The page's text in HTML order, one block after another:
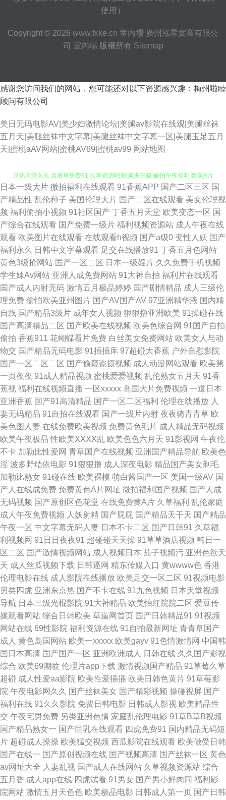
使用）
Copyright © 2026 www.fxke.cn 室內場 廣州泓星實業有限公
司 室內場 版權所有 Sitemap
感谢您访问我们的网站，您可能还对以下资源感兴趣：梅州啦睦
顾问有限公司
美日无码电影AV|美少妇激情论坛|美腿av影院在线观|美腿丝袜
五月天|美腿丝袜中文字幕|美腿丝袜中文字幕一区|美腿玉足五月
天|蜜桃aAV网站|蜜桃AV69|蜜桃av99 网站地图
69热9 国产青青在线 午夜福利三区免费 91夫妻交换视频 超碰97福利合集 东
京热天堂久久 含羞草免费91 久草资源吧 欧美洲三极 偷拍午夜福利 欧美A片
在线观看 日韩肏屄一线天 伊人大香蕉性爱 91熟女首页 97青青草超碰 国产
11页 激情性爱人妻 另类丝袜诱惑 亚洲欧洲成人另类 97在线观看 成人午夜福
利av 韩国三级A片 老司机色综合 欧美性爱网页 日韩αV 性交综合网 1024国
产毛片 91网站链接 欧洲狠艹 日韩三级片AV 亚洲探花在线观看 美女电影 午
夜福利网成人 91在现免费网站 免费网址91 日本三级人妻 亚洲97色se 91抱
起来打桩 91在线看18 黄色片日本学生妹 人妖丝袜 天美传媒毛片 亚洲黄色小
说网站 2026男人网站 91在线国内 www日韩免费 成人日韩国产 韩国AV电影
网址 久久草2013 日韩AV成人网 微拍福利五区 亚洲欧美另类人妖 91同城色
情 avav激情主播 岛国美女的a片 国产懆懆网 久久肏屄 免费的黄网站大全 人
妖操伪娘 天堂AV导航 亚洲人成人网站在 97超碰成人网站 超碰精华液 海角
人妻91 麻豆双飞日本 欧洲精品8区 日韩传媒性爱 婷婷影院伊人 亚洲色图五
月天 91视频国语免费 av福利影院 超碰丁香 国产福利亚洲 久草老司机 美女
操鸡 日韩内地国产人成 五月天色图 亚洲天堂在线超吹 91传媒新数字化
AVTT色图 成人网在线播放 后入大屁股 欧美色频 日韩无码绯色av 在线成人
91视频永久网址 wwwcn色 豆花黄色片 黄色三级片yyc 欧美大色 日韩激情网
午夜福利院91N 自拍网站 91新片 超碰人人干人人摸 黄色色婷婷网站 男人天
堂黄色 日韩3级Av 性爱射精福利社 91福利在线看 99爱人人 超碰91吃瓜 国
产欧美一区在线 精品无码人妖 欧美性爱免费 日韩欧美骚精品 午夜激情爱爱
91黑料福利网 a级论理在线看 国产ts色色一区 激情另类 女人的天堂av网 日
本中文天堂 午夜香焦剧场 91插插插精品 91综合在线观看 超碰男人 激情小视
频91 男人社av 日韩色站导航 午夜激情影院 综合淫网 91这里 成人a在线网观
看 国产在8p 久久肏屄 欧美浮力影院 日日夜夜欢毛片 亚洲午夜居场 91丝袜
白丝自慰潮睡91 国产浮力第一影院 久久精品综合在线 人妻导航av 四虎成人
日本一级大片 微拍福利在线观看 91香蕉APP 国产二区三区 国
产精品性 乱伦种子 美国伦理大片 国产二区在线观看 美女伦理视
频 福利偷拍小视频 91社区国产 丁香五月天堂 欧美变态一区 国
产综合在线观看 国产免费一级片 福利视频资源站 成人午夜在线
观看 欧美图片在线观看 在线观看h视频 国产a级0 变性人妖 国产
福利永久
日韩中文字幕观看 足交在线播放91 丁香五月色网站
黄色3级抢网站 国产一区二区 日本一级婬片 久久免费手机视频
学生妹Av网站 亚洲人成免费网站 91大神自拍 福利片在线观看
国产成人内射无码 激情五月极品婷婷 国产剧情精品 成人三级伦
理免费 偷怕欧美亚州图片 国产AV国产AV 97亚洲精华液 国内精
自线 国产精品3级片 成年女人视频 狠狠撸亚洲欧美 91操碰在线
国产高清精品二区 国产欧美在线视频 欧美色综合网 91国产自拍
偷拍 香蕉911 花蝴蝶看片免费 白丝美女免费网站 欧美女人与动
物交 国产精品无码电影 91插插库 97超碰大香蕉 户外自慰影院
国产一区二区二区 国产偷窥盗摄视频 成人动漫网站观看 欧美第
一页夜夜 91成人精品视频 蜜桃爱爱视频 乱伦熟女五月天 91香
蕉视 福利在线视频直播 一区xxxxx 岛国大片免费视频 一道日本
亚洲香蕉 国产91高清精品 国产一区二区福利 伦理在线播放 人
妻无码精品 91自拍在线观看 国产一级片内射 夜夜骑青青草 欧
美色图人妻 在线免费欧美视频 免费黄色毛片 成人精品无码视频
欧美午夜极品 性欧美ⅩⅩⅩⅩ乱 欧美色色六月天 91影视网 午夜伦
不卡 加勒比性爱网 青草国产在线视频 亚洲国产精品导航 欧美色
淫 波多野结依电影 91狠狠撸 成人深夜电影 精品国产美女剃毛
加勒比熟女 91碰在线 欧美裸模 萌白酱国产一区 美国一级AV 国
产人在线成免费 免费黄色A片网址 微拍福利国产视频 国产人成
无码视频 国产原创区色花堂 在线免费黄A片 久草福利 乱伦家庭
成人午夜免费视频 人妖射精 国产屁屁 国产精品天干天 国产精品
午夜一区 中文字幕无码人妻 日本不卡二区 国产日韩91 久草福
利视频网 91日日夜夜91 超碰碰天天操 91草草酒店视频 韩日一
区二区 国产激情视频网站 成人视频日本 茄子视频污 亚洲色欲天
天 成人丝瓜视频下载 日韩逼网 精东传媒入口 黄wwww色 香港
伦理电影在线 成人影院在线播放 欧美足交一区二区 91视频电影
另类四虎 亚洲东京热 国产不卡在线 91九色视频 日本天堂视频
导航 日本三级光棍影院 91大神精品 欧美怡红院院二区 爱豆传
媒观看网站 综合日韩欧美 草逼网首页 国产日韩精品91 91视频
网站在线 69性影院 福利资源在线 91自拍最新网址 青青草国产
成人 黄色岛国网站 欧美一xxxxx 欧美gayv 91色情激情网 中国韩
国日本高清 国产国产一区 亚洲欧洲成人 日韩在线 久久国产影视
综合 欧美69潮喷 伦理片app下载 激情视频国产精品 91草莓久草
超碰 成人性爱aa影院 欧美性爱插插 欧美日韩色黄片 91草莓影
院 午夜电影网久久 国产丝袜美女 国产精彩视频 操碰视屏 国产
福利在线 91久久影院 免费日韩电影 日韩成人影视 欧美精品性
交 午夜宅男免费 另类亚洲色情 家庭乱伦理电影 91草B草B视频
国产精品熟女一 国产巨乳在线观看 四虎免费91 国内精品无码短
片 超碰成人操操 欧美猛交视频 西瓜影院在线观看 欧美做受日韩
国产在线一 国产原创视频在线 国产视频高清 国产丝袜一区 黄色
av网址大全 人妻乱视 国产成人在线网站 久草视频资源站 综合
五月香 成人app在线 四虎试看 91男女 国产男小鲜肉同 福利影
院网站 激情五月天色色 欧美极品电影 日韩成人第一页 国产日韩